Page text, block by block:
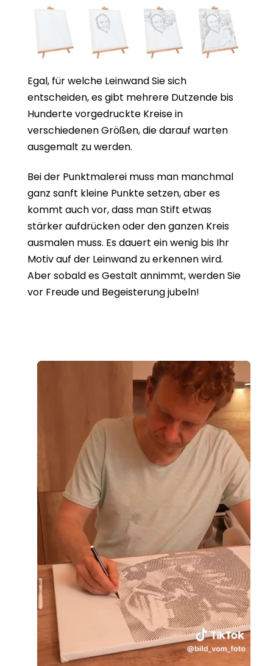
Egal, für welche Leinwand Sie sich
entscheiden, es gibt mehrere Dutzende bis
Hunderte vorgedruckte Kreise in
verschiedenen Größen, die darauf warten
ausgemalt zu werden.
Bei der Punktmalerei muss man manchmal
ganz sanft kleine Punkte setzen, aber es
kommt auch vor, dass man Stift etwas
stärker aufdrücken oder den ganzen Kreis
ausmalen muss. Es dauert ein wenig bis Ihr
Motiv auf der Leinwand zu erkennen wird.
Aber sobald es Gestalt annimmt, werden Sie
vor Freude und Begeisterung jubeln!